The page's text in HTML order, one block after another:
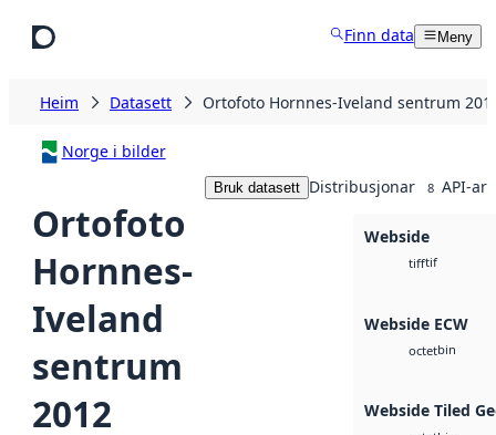
Finn data Meny
Heim Datasett Ortofoto Hornnes-Iveland sentrum
Norge i bilder
Ortofoto
Hornnes-
Iveland
sentrum
2012
Bruk datasett Distribusjonar 8 API-ar
Webside
tifftif
Webside ECW
octetbin
Webside Tiled